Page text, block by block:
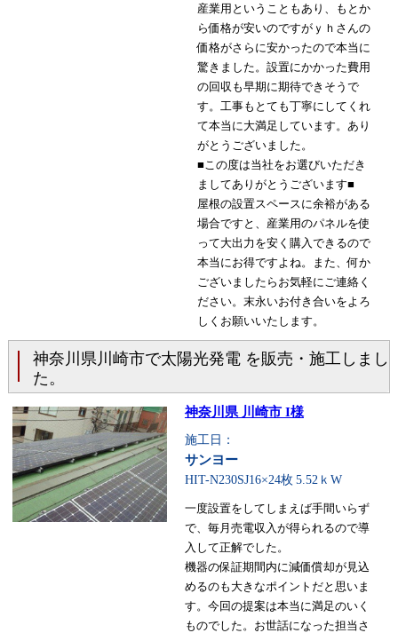
産業用ということもあり、もとか
ら価格が安いのですがｙｈさんの
価格がさらに安かったので本当に
驚きました。設置にかかった費用
の回収も早期に期待できそうで
す。工事もとても丁寧にしてくれ
て本当に大満足しています。あり
がとうございました。
■この度は当社をお選びいただき
ましてありがとうございます■
屋根の設置スペースに余裕がある
場合ですと、産業用のパネルを使
って大出力を安く購入できるので
本当にお得ですよね。また、何か
ございましたらお気軽にご連絡く
ださい。末永いお付き合いをよろ
しくお願いいたします。
神奈川県川崎市で太陽光発電 を販売・施工しまし
た。
神奈川県 川崎市 I様
施工日：
サンヨー
HIT-N230SJ16×24枚 5.52ｋW
一度設置をしてしまえば手間いらず
で、毎月売電収入が得られるので導
入して正解でした。
機器の保証期間内に減価償却が見込
めるのも大きなポイントだと思いま
す。今回の提案は本当に満足のいく
ものでした。お世話になった担当さ